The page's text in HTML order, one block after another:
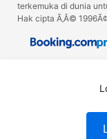
terkemuka di dunia
Hak cipta Ã‚Â©